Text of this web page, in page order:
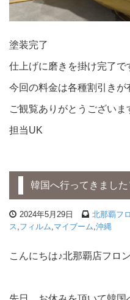
塗装完了
仕上げに磨きを掛け完了で
今回の料金は各種割引きが
ご観覧ありがとうございま
担当UK
韓国へ行ってきまし
2024年5月29日 北那覇フ
ス,フィルム,マイブーム,沖縄
こんにちは♪北那覇店フロ